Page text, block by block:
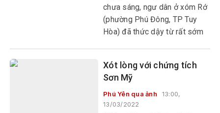
chưa sáng, ngư dân ở xóm Rớ
(phường Phú Đông, TP Tuy
Hòa) đã thức dậy từ rất sớm
cung.
Xót lòng với chứng tích
Sơn Mỹ
Phú Yên qua ảnh
13:00,
13/03/2022